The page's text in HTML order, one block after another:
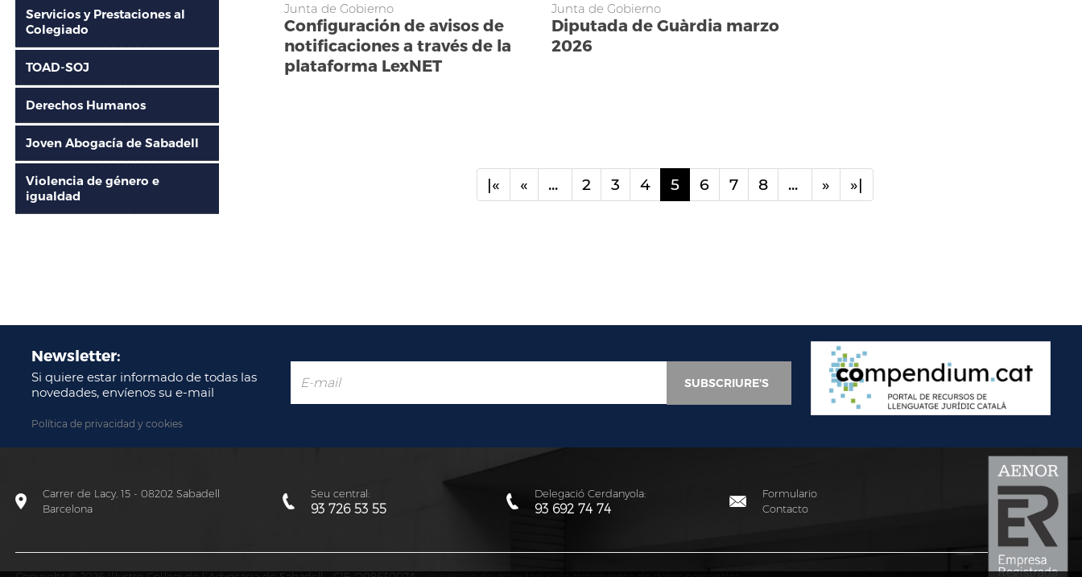
Servicios y Prestaciones al
Colegiado
TOAD-SOJ
Derechos Humanos
Joven Abogacía de Sabadell
Violencia de género e
igualdad
Junta de Gobierno
Configuración de avisos de
notificaciones a través de la
plataforma LexNET
Junta de Gobierno
Diputada de Guàrdia marzo
2026
|« « ... 2 3 4 5 6 7 8 ... » »|
Newsletter:
Si quiere estar informado de todas las
novedades, envíenos su e-mail
Política de privacidad y cookies
Carrer de Lacy, 15 - 08202 Sabadell
Barcelona
Seu central:
93 726 53 55
Delegació Cerdanyola:
93 692 74 74
Formulario
Contacto